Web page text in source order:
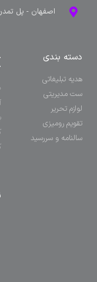
اصفهان - پل
دسته بندی
هدیه تبلیغاتی
ست مدیریتی
لوازم تحریر
تقویم رومیزی
سالنامه و سررسید